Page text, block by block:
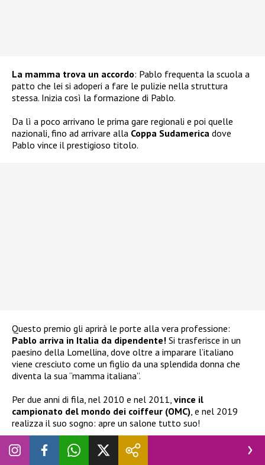
La mamma trova un accordo: Pablo frequenta la scuola a
patto che lei si adoperi a fare le pulizie nella struttura
stessa. Inizia così la formazione di Pablo.
Da lì a poco arrivano le prima gare regionali e poi quelle
nazionali, fino ad arrivare alla Coppa Sudamerica dove
Pablo vince il prestigioso titolo.
Questo premio gli aprirà le porte alla vera professione:
Pablo arriva in Italia da dipendente! Si trasferisce in un
paesino della Lomellina, dove oltre a imparare l’italiano
viene cresciuto come un figlio da una splendida donna che
diventa la sua “mamma italiana”.
Per due anni di fila, nel 2010 e nel 2011, vince il
campionato del mondo dei coiffeur (OMC), e nel 2019
realizza il suo sogno: apre un salone tutto suo!
Decide di aprirlo a Valenza, la famosa città dell’oro, e in
poco tempo struttura la sua clientela che può vantare da